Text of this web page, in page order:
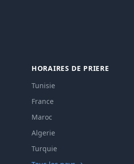
HORAIRES DE PRIERE
Tunisie
France
Maroc
Algerie
Turquie